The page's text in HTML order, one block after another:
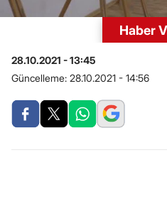
Haber
28.10.2021 - 13:45
Güncelleme: 28.10.2021 - 14:56